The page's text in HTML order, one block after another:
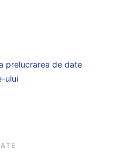
prelucrarea de date
ului